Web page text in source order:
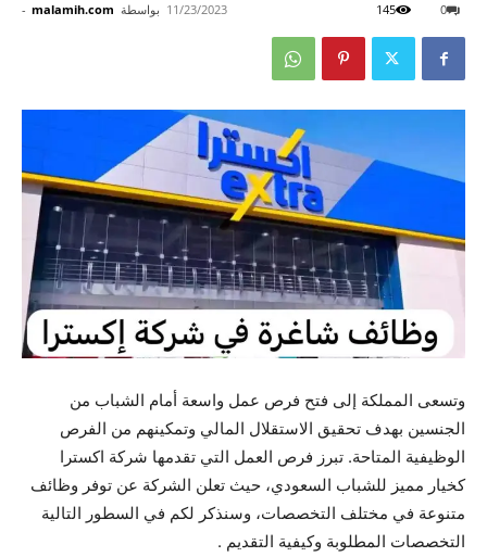
بواسطة malamih.com
- 11/23/2023 0
145
وتسعى المملكة إلى فتح فرص عمل واسعة أمام الشباب من
الجنسين بهدف تحقيق الاستقلال المالي وتمكينهم من الفرص
الوظيفية المتاحة. تبرز فرص العمل التي تقدمها شركة اكسترا
كخيار مميز للشباب السعودي، حيث تعلن الشركة عن توفر وظائف
متنوعة في مختلف التخصصات، وسنذكر لكم في السطور التالية
التخصصات المطلوبة وكيفية التقديم .